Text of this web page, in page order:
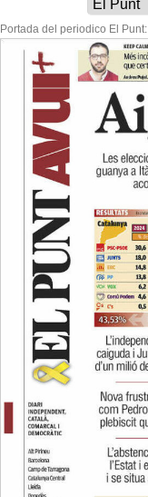
Portada del periodico El Punt: